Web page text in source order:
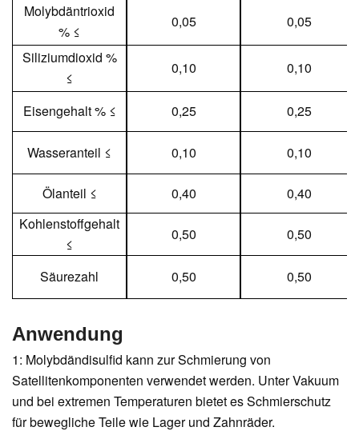
Molybdäntrioxid
% ≤
0,05
0,05
Siliziumdioxid %
≤
0,10 0,10
Eisengehalt % ≤ 0,25 0,25
Wasseranteil ≤ 0,10 0,10
Ölanteil ≤ 0,40
0,40
Kohlenstoffgehalt
≤
0,50 0,50
Säurezahl 0,50 0,50
Anwendung
1: Molybdändisulfid kann zur Schmierung von
Satellitenkomponenten verwendet werden. Unter Vakuum
und bei extremen Temperaturen bietet es Schmierschutz
für bewegliche Teile wie Lager und Zahnräder.